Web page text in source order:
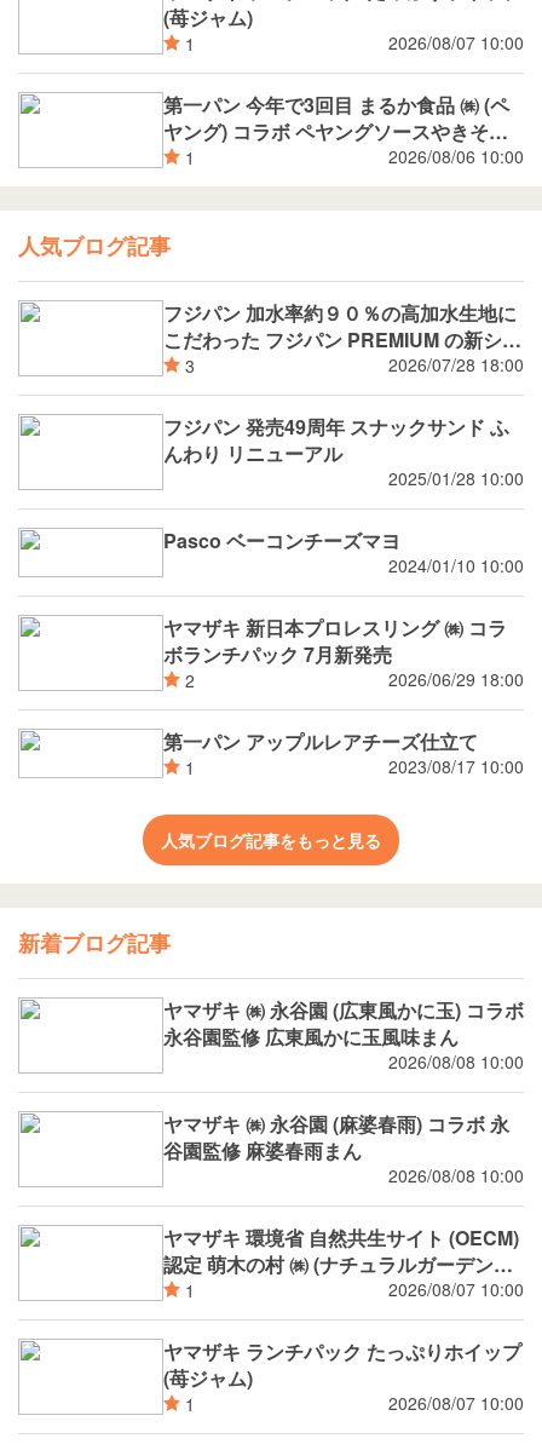
(苺ジャム)
1 2026/08/07 10:00
第一パン 今年で3回目 まるか食品 ㈱ (ペ
ヤング) コラボ ペヤングソースやきそば
揚げパン
1 2026/08/06 10:00
人気ブログ記事
フジパン 加水率約９０％の高加水生地に
こだわった フジパン PREMIUM の新シリ
ーズ 潤rich（うるおいりっち）うるおい
サンド ブルーベリー 8月新発売
3 2026/07/28 18:00
フジパン 発売49周年 スナックサンド ふ
んわり リニューアル
2025/01/28 10:00
Pasco ベーコンチーズマヨ
2024/01/10 10:00
ヤマザキ 新日本プロレスリング ㈱ コラ
ボランチパック 7月新発売
2 2026/06/29 18:00
第一パン アップルレアチーズ仕立て
1 2023/08/17 10:00
人気ブログ記事をもっと見る
新着ブログ記事
ヤマザキ ㈱ 永谷園 (広東風かに玉) コラボ
永谷園監修 広東風かに玉風味まん
2026/08/08 10:00
ヤマザキ ㈱ 永谷園 (麻婆春雨) コラボ 永
谷園監修 麻婆春雨まん
2026/08/08 10:00
ヤマザキ 環境省 自然共生サイト (OECM)
認定 萌木の村 ㈱ (ナチュラルガーデンズ
MOEGI) コラボ ランチパック シャインマ
スカットジャム と 白桃ジャム
1 2026/08/07 10:00
ヤマザキ ランチパック たっぷりホイップ
(苺ジャム)
1 2026/08/07 10:00